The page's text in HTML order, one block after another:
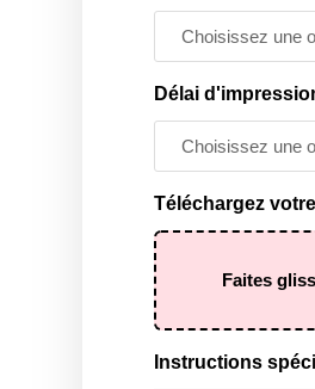
Délai
Téléchargez
Faites
Instructions